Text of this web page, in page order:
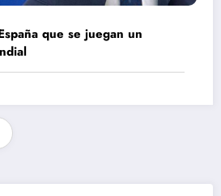
que se juegan un